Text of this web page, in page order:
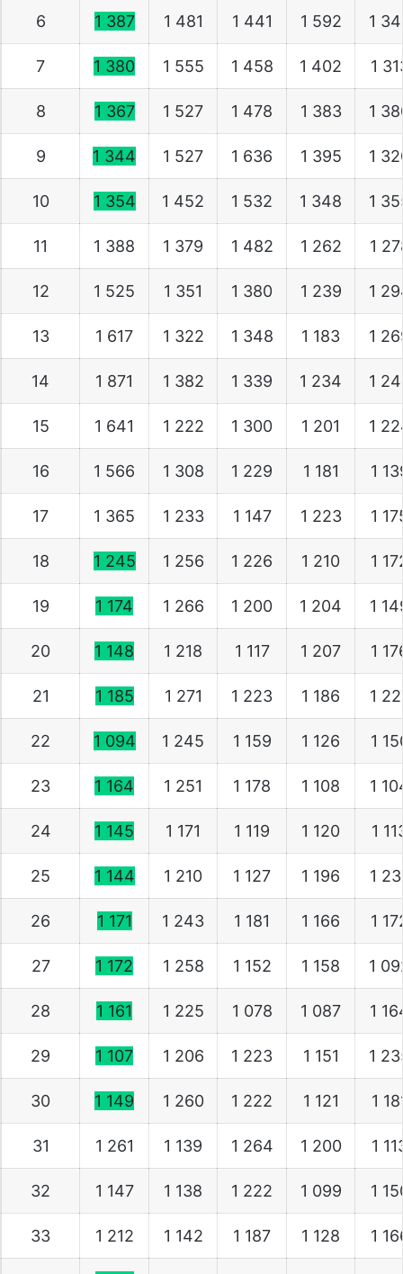
6 1 387 1 481 1 441 1 592 1
7 1 380 1 555 1 458 1 402 1
8 1 367 1 527 1 478 1 383 1
9 1 344 1 527 1 636 1 395 1
10 1 354 1 452 1 532 1 348 1
11 1 388 1 379 1 482 1 262 1
12 1 525 1 351 1 380 1 239 1
13 1 617 1 322 1 348 1 183 1
14 1 871 1 382 1 339 1 234 1
15 1 641 1 222 1 300 1 201 1
16 1 566 1 308 1 229 1 181 1
17 1 365 1 233 1 147 1 223 1
18 1 245 1 256 1 226 1 210 1
19 1 174 1 266 1 200 1 204 1
20 1 148 1 218 1 117 1 207 1
21 1 185 1 271 1 223 1 186 1
22 1 094 1 245 1 159 1 126 1
23 1 164 1 251 1 178 1 108 1
24 1 145 1 171 1 119 1 120 1
25 1 144 1 210 1 127 1 196 1
26 1 171 1 243 1 181 1 166 1
27 1 172 1 258 1 152 1 158 1
28 1 161 1 225 1 078 1 087 1
29 1 107 1 206 1 223 1 151 1
30 1 149 1 260 1 222 1 121 1
31 1 261 1 139 1 264 1 200 1
32 1 147 1 138 1 222 1 099 1
33 1 212 1 142 1 187 1 128 1